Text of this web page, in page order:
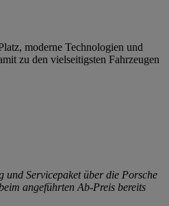
moderne Technologien und
zu den vielseitigsten Fahrzeugen
und Servicepaket über die Porsche
angeführten Ab-Preis bereits